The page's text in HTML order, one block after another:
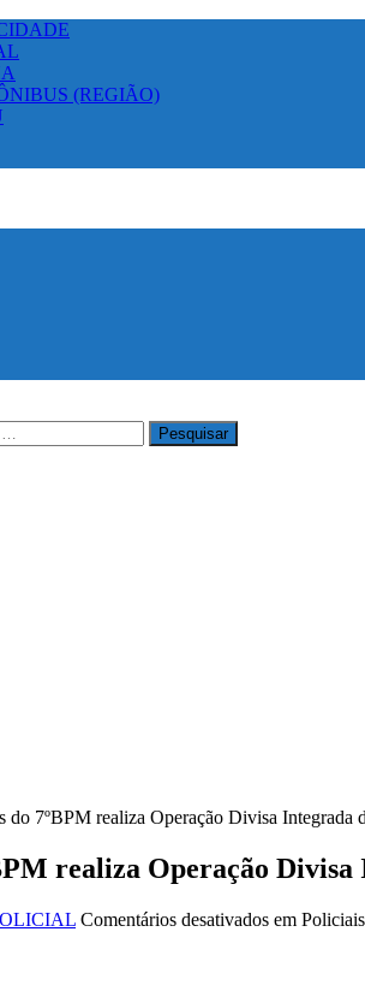
(REGIÃO)
do 7ºBPM realiza Operação Divisa Integrada
realiza Operação
Comentários desativados em